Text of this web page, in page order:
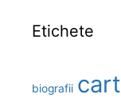
Etichete
biografii